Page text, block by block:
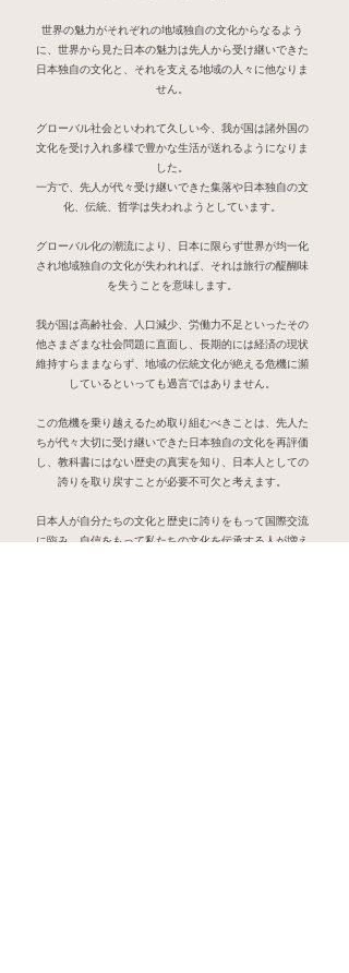
世界の魅力がそれぞれの地域独自の文化からなるよう
に、世界から見た日本の魅力は先人から受け継いできた
日本独自の文化と、それを支える地域の人々に他なりま
せん。
グローバル社会といわれて久しい今、我が国は諸外国の
文化を受け入れ多様で豊かな生活が送れるようになりま
した。
一方で、先人が代々受け継いできた集落や日本独自の文
化、伝統、哲学は失われようとしています。
グローバル化の潮流により、日本に限らず世界が均一化
され地域独自の文化が失われれば、それは旅行の醍醐味
を失うことを意味します。
我が国は高齢社会、人口減少、労働力不足といったその
他さまざまな社会問題に直面し、長期的には経済の現状
維持すらままならず、地域の伝統文化が絶える危機に瀕
していると いっても過言ではありません。
この危機を乗り越えるため取り組むべきことは、先人た
ちが代々大切に受け継いできた日本独自の文化を再評価
し、教科書にはない歴史の真実を知り、日本人としての
誇りを取り戻すことが必要不可欠と考えます。
日本人が自分たちの文化と歴史に誇りをもって国際交流
に臨み、自信をもって私たちの文化を伝承する人が増え